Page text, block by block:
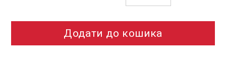
Додати до кошика